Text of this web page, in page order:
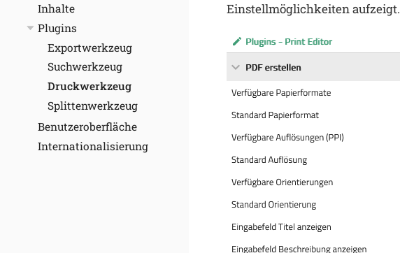
Inhalte
Plugins
Exportwerkzeug
Suchwerkzeug
Druckwerkzeug
Splittenwerkzeug
Benutzeroberfläche
Internationalisierung
Einstellmöglichkeiten aufzeigt.